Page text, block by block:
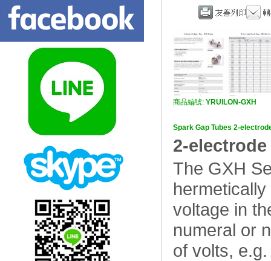
商品編號: YRUILON-GXH
Spark Gap Tubes 2-
2-electrode
The GXH
voltage in
numeral or
of volts,